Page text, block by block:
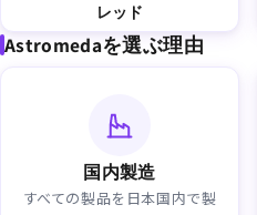
レッド
Astromedaを選ぶ理由
国内製造
すべての製品を日本国内で製